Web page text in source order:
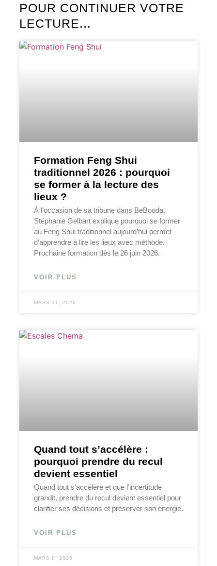
POUR CONTINUER VOTRE
LECTURE...
Formation Feng Shui
traditionnel 2026 : pourquoi
se former à la lecture des
lieux ?
À l’occasion de sa tribune dans BeBooda,
Stéphanie Gelbart explique pourquoi se former
au Feng Shui traditionnel aujourd’hui permet
d’apprendre à lire les lieux avec méthode.
Prochaine formation dès le 26 juin 2026.
VOIR PLUS
MARS 31, 2026
Quand tout s’accélère :
pourquoi prendre du recul
devient essentiel
Quand tout s’accélère et que l’incertitude
grandit, prendre du recul devient essentiel pour
clarifier ses décisions et préserver son énergie.
VOIR PLUS
MARS 8, 2026